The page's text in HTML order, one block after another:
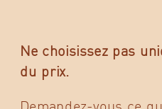
Ne choisissez pas
du prix.